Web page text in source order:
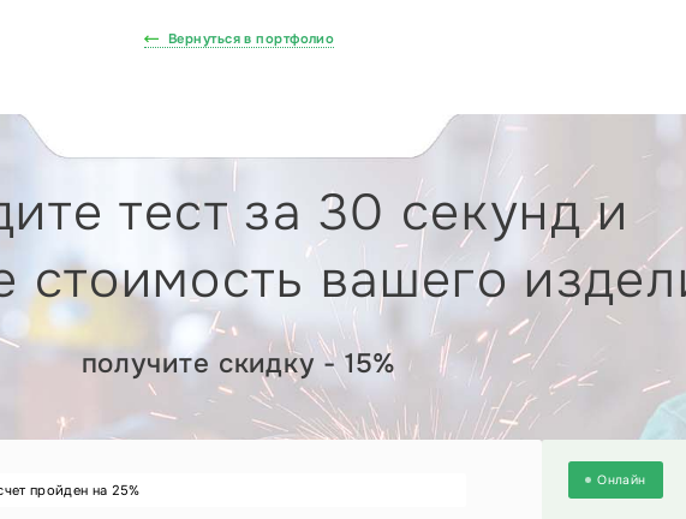
Вернуться в портфолио
тест за 30 секунд и
стоимость вашего
получите скидку - 15%
пройден на 25%
Онлайн